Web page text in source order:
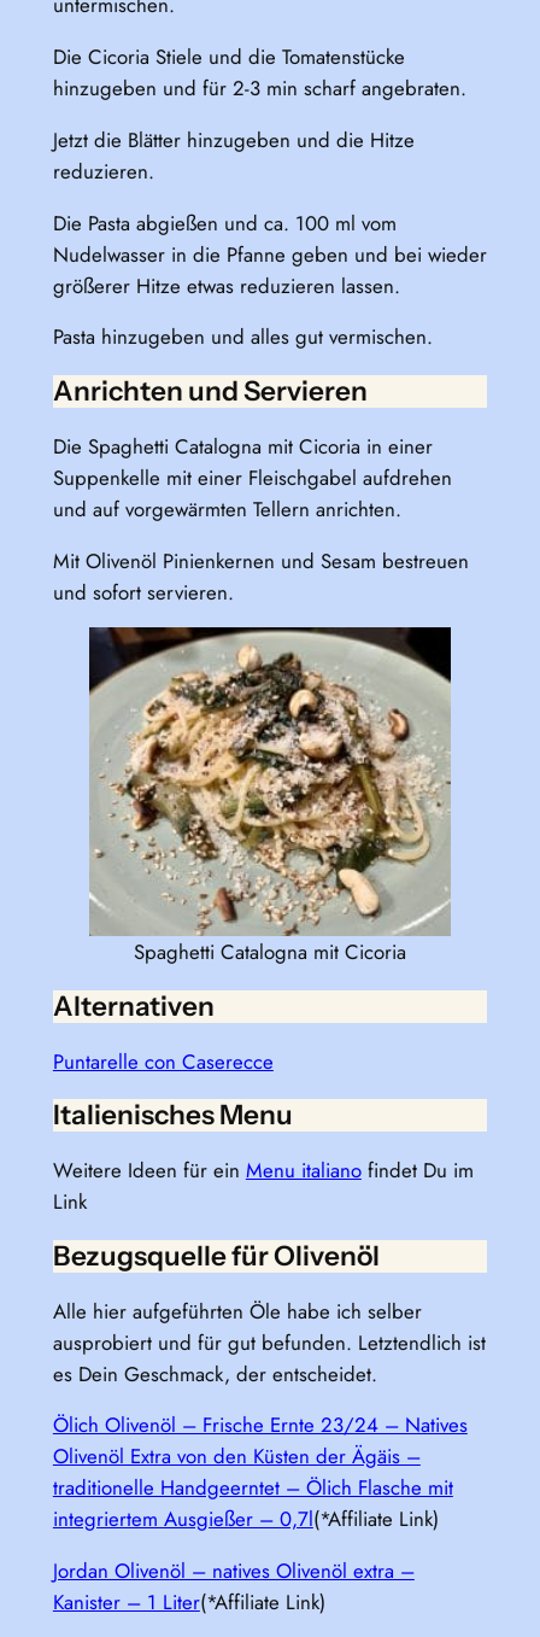
Die Cicoria Stiele und die Tomatenstücke
hinzugeben und für 2-3 min scharf angebraten.
Jetzt die Blätter hinzugeben und die Hitze
reduzieren.
Die Pasta abgießen und ca. 100 ml vom
Nudelwasser in die Pfanne geben und bei wieder
größerer Hitze etwas reduzieren lassen.
Pasta hinzugeben und alles gut vermischen.
Anrichten und Servieren
Die Spaghetti Catalogna mit Cicoria in einer
Suppenkelle mit einer Fleischgabel aufdrehen
und auf vorgewärmten Tellern anrichten.
Mit Olivenöl Pinienkernen und Sesam bestreuen
und sofort servieren.
Spaghetti Catalogna mit Cicoria
Alternativen
Puntarelle con Caserecce
Italienisches Menu
Weitere Ideen für ein Menu italianofindet Du im
Link
Bezugsquelle für Olivenöl
Alle hier aufgeführten Öle habe ich selber
ausprobiert und für gut befunden. Letztendlich ist
es Dein Geschmack, der entscheidet.
Ölich Olivenöl – Frische Ernte 23/24 – Natives
Olivenöl Extra von den Küsten der Ägäis –
traditionelle Handgeerntet – Ölich Flasche mit
integriertem Ausgießer – 0,7l(*Affiliate Link)
Jordan Olivenöl – natives Olivenöl extra –
Kanister – 1 Liter(*Affiliate Link)